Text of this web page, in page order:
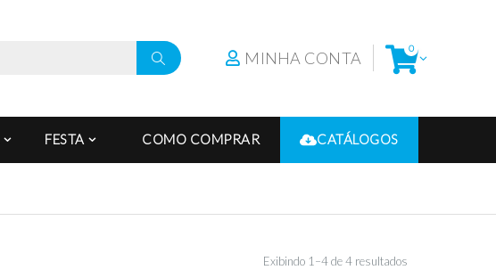
MINHA CONTA 0
FESTA COMO COMPRAR CATÁLOGOS
Exibindo 1–4 de 4 resultados